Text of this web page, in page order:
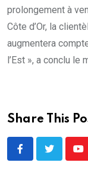
prolongement à
Côte d’Or, la
augmentera
l’Est », a conclu le
Share This